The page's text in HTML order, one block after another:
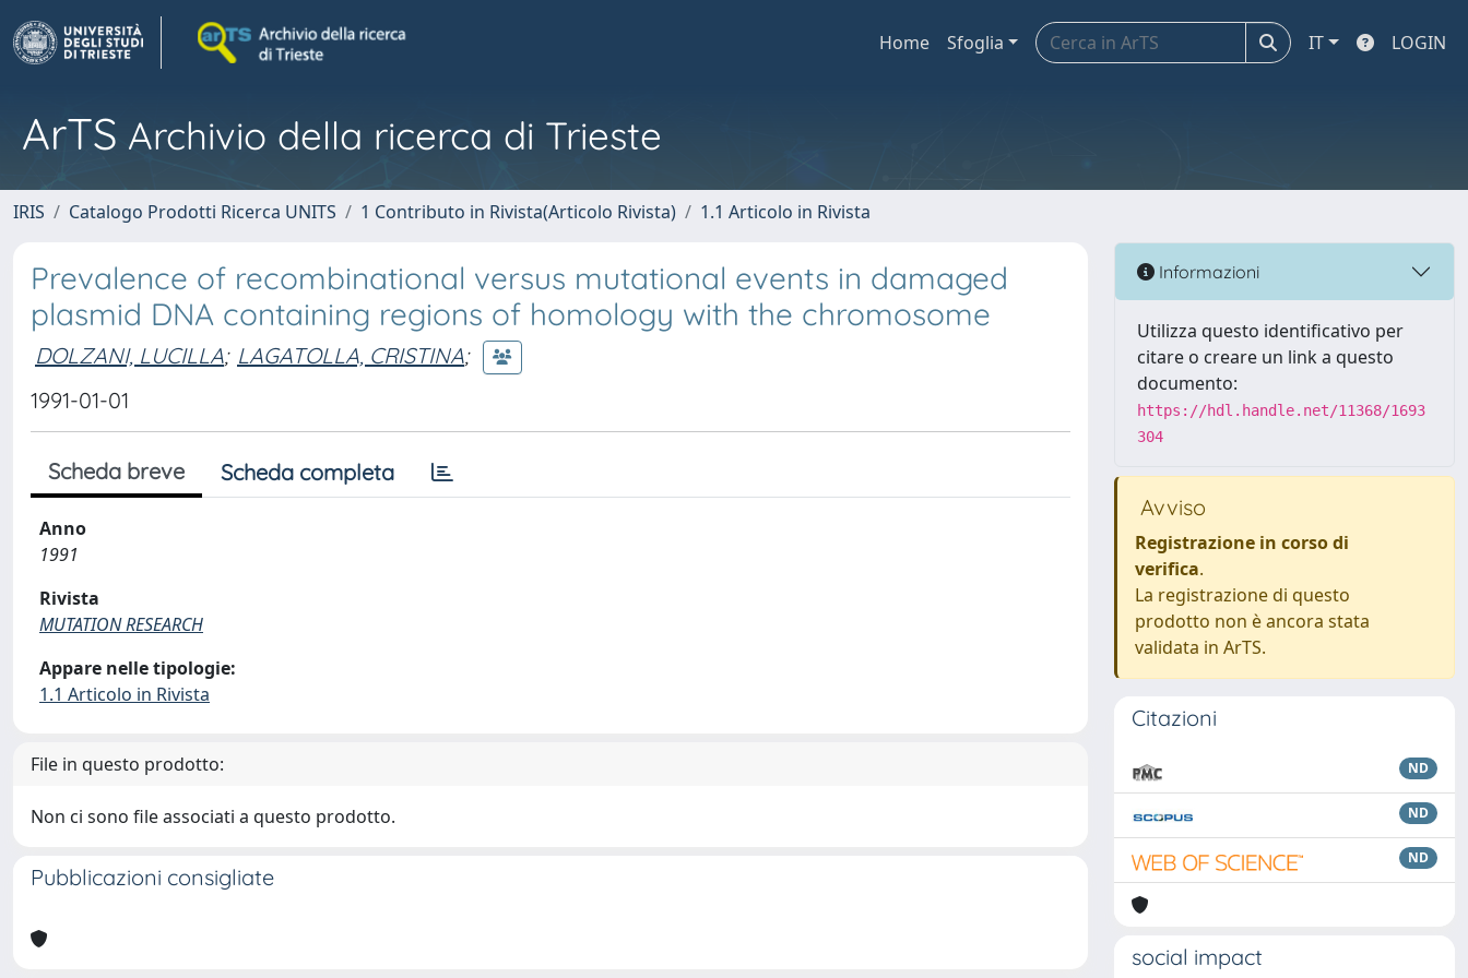
Home Sfoglia IT LOGIN
ArTS Archivio della ricerca di Trieste
IRIS Catalogo Prodotti Ricerca UNITS 1 Contributo in Rivista(Articolo Rivista) 1.1 Articolo in Rivista
Prevalence of recombinational versus mutational events in damaged
plasmid DNA containing regions of homology with the chromosome
DOLZANI, LUCILLA; LAGATOLLA, CRISTINA;
1991-01-01
Scheda breve Scheda completa
Anno
1991
Rivista
MUTATION RESEARCH
Appare nelle tipologie:
1.1 Articolo in Rivista
File in questo prodotto:
Non ci sono file associati a questo prodotto.
Pubblicazioni consigliate
Informazioni
Utilizza questo identificativo per
citare o creare un link a questo
documento:
https://hdl.handle.net/11368/1693
304
Avviso
Registrazione in corso di
verifica.
La registrazione di questo
prodotto non è ancora stata
validata in ArTS.
Citazioni
ND
ND
ND
social impact